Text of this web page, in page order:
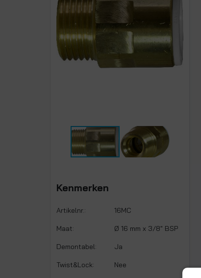
Kenmerken
Artikelnr.: 16MC
Maat: Ø 16 mm x 3/8" BSP
Demontabel: Ja
Twist&Lock: Nee